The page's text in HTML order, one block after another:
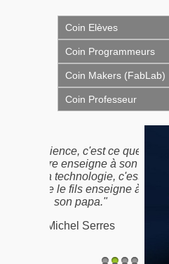
Coin Elèves
Coin Programmeurs
Coin Makers (FabLab)
Coin Professeur
"Nous n'héritons pas de
la terre de nos ancêtres,
nous l'empruntons à nos
enfants"
Antoine de St-Exupéry